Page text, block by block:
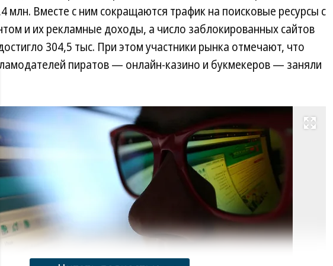
фрода составляла около 6,5%, а в 2024 году достигла 13%, то
и это свидетельствует об усложнении мошеннических
злоумышленников, считает эксперт по
Angara Security Андрей Раздымахо. «Если тренд сохранится, то в
фрода может достичь 15−18%, но, скорее всего, рост
развития антифрод-систем»,— прогнозирует господин
от 20.03.2025, стр. 10
млн. Вместе с ним сокращаются трафик на поисковые ресурсы с
и их рекламные доходы, а число заблокированных сайтов
304,5 тыс. При этом участники рынка отмечают, что
пиратов — онлайн-казино и букмекеров — заняли
Развернуть на весь экран